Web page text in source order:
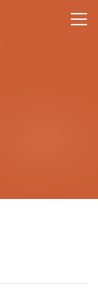
メニ